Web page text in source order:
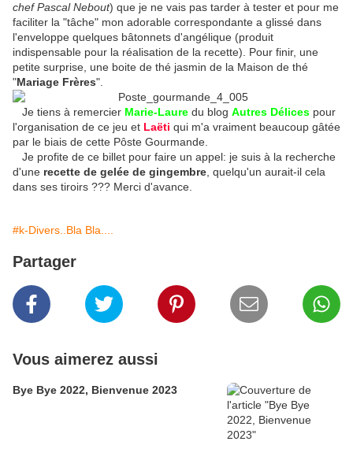
chef Pascal Nebout) que je ne vais pas tarder à tester et pour me
faciliter la "tâche" mon adorable correspondante a glissé dans
l'enveloppe quelques bâtonnets d'angélique (produit
indispensable pour la réalisation de la recette). Pour finir, une
petite surprise, une boite de thé jasmin de la Maison de thé
"Mariage Frères".
Je tiens à remercier Marie-Laure du blog Autres Délices pour
l'organisation de ce jeu et Laëti qui m'a vraiment beaucoup gâtée
par le biais de cette Pôste Gourmande.
Je profite de ce billet pour faire un appel: je suis à la recherche
d'une recette de gelée de gingembre , quelqu'un aurait-il cela
dans ses tiroirs ??? Merci d'avance.
#k-Divers..Bla Bla....
Partager
Vous aimerez aussi
Bye Bye 2022, Bienvenue 2023